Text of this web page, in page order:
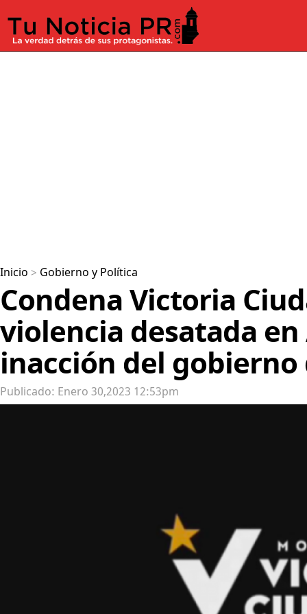
Inicio > Gobierno y Política
Condena Victoria
violencia desatada
inacción del
Publicado: Enero 30,2023 12:53pm